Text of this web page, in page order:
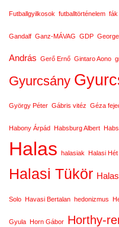
Futballgyilkosok futballtörténelem fák
Gandalf Ganz-MÁVAG GDP
András Gerő Ernő Gintaro Aono
Gyurcsány
György Péter Gábris vitéz Géza
Habony Árpád Habsburg Albert
Halas halasiak Halasi Hét
Halasi Tükör
Solo Havasi Bertalan hedonizmus
Gyula Horn Gábor Horthy-